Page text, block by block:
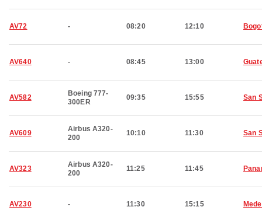
AV72 - 08:20 12:10
AV640 - 08:45 13:00
AV582
Boeing 777-
300ER
09:35 15:55 San
AV609
Airbus A320-
200
10:10 11:30 San
AV323
Airbus A320-
200
11:25 11:45
AV230 - 11:30 15:15